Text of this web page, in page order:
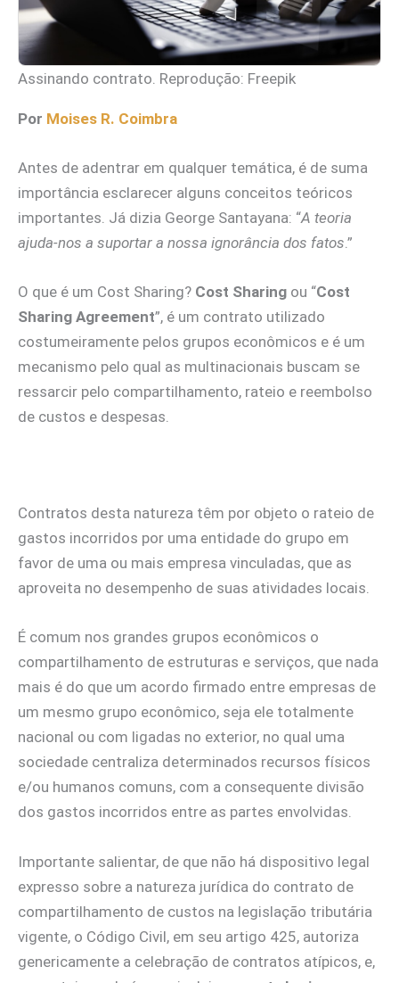
Assinando contrato. Reprodução: Freepik
Por Moises R. Coimbra
Antes de adentrar em qualquer temática, é de suma
importância esclarecer alguns conceitos teóricos
importantes. Já dizia George Santayana: “A teoria
ajuda-nos a suportar a nossa ignorância dos fatos .”
O que é um Cost Sharing? Cost Sharing ou “Cost
Sharing Agreement”, é um contrato utilizado
costumeiramente pelos grupos econômicos e é um
mecanismo pelo qual as multinacionais buscam se
ressarcir pelo compartilhamento, rateio e reembolso
de custos e despesas.
Contratos desta natureza têm por objeto o rateio de
gastos incorridos por uma entidade do grupo em
favor de uma ou mais empresa vinculadas, que as
aproveita no desempenho de suas atividades locais.
É comum nos grandes grupos econômicos o
compartilhamento de estruturas e serviços, que nada
mais é do que um acordo firmado entre empresas de
um mesmo grupo econômico, seja ele totalmente
nacional ou com ligadas no exterior, no qual uma
sociedade centraliza determinados recursos físicos
e/ou humanos comuns, com a consequente divisão
dos gastos incorridos entre as partes envolvidas.
Importante salientar, de que não há dispositivo legal
expresso sobre a natureza jurídica do contrato de
compartilhamento de custos na legislação tributária
vigente, o Código Civil, em seu artigo 425, autoriza
genericamente a celebração de contratos atípicos, e,